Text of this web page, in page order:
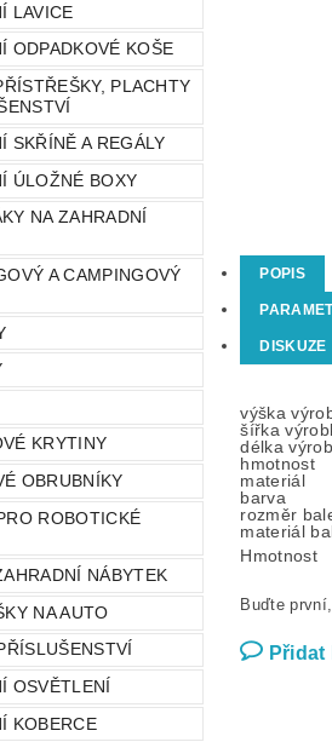
LAVICE
ODPADKOVÉ KOŠE
PLACHTY
SKŘÍNĚ A REGÁLY
ÚLOŽNÉ BOXY
NA ZAHRADNÍ
A CAMPINGOVÝ
KRYTINY
OBRUBNÍKY
ROBOTICKÉ
NÁBYTEK
NA AUTO
OSVĚTLENÍ
KOBERCE
POPIS
DISKUZE
výška
šířka
délka
hmotnost
materiál
barva
rozměr
materiál
Hmotnost
Buďte
Přidat